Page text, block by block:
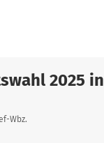
2025 in
Wbz.